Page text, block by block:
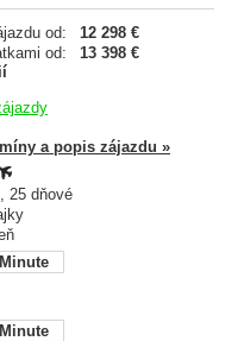
od:
12 298 €
od:
13 398 €
a popis zájazdu »
25 dňové